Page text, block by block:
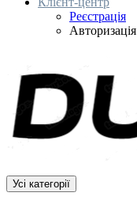
Реєстрація
Авторизація
Усі категорії